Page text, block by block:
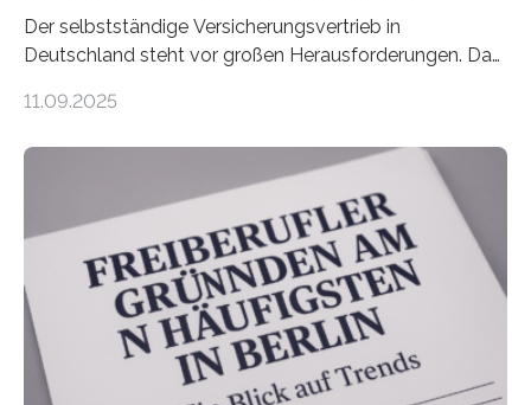
Der selbstständige Versicherungsvertrieb in
Deutschland steht vor großen Herausforderungen. Das
Dr. Matthias Beenken und Prof. Dr. Lukas Linnenbrink
Bundesverbands Deutscher Versicherungskaufleute e.V.
durchgeführt haben. Die Studie basiert auf den
Antworten von 1.440 selbstständigen
Versicherungsvertreter*innen und -makler*innen. Ein
Ergebnis: Deutlich mehr als die Hälfte der Befragten ist
über 50 Jahre alt und wird in den nächsten Jahren eine
Nachfolgeregelung benötigen. Aber nur ein Drittel hat
bereits Regelungen…
11.09.2025